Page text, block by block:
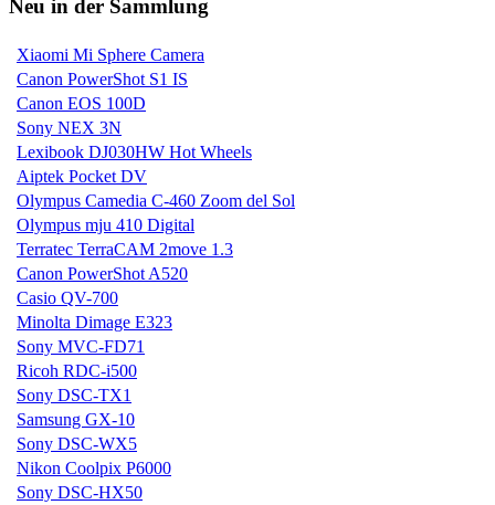
Neu in der Sammlung
Xiaomi Mi Sphere Camera
Canon PowerShot S1 IS
Canon EOS 100D
Sony NEX 3N
Lexibook DJ030HW Hot Wheels
Aiptek Pocket DV
Olympus Camedia C-460 Zoom del Sol
Olympus mju 410 Digital
Terratec TerraCAM 2move 1.3
Canon PowerShot A520
Casio QV-700
Minolta Dimage E323
Sony MVC-FD71
Ricoh RDC-i500
Sony DSC-TX1
Samsung GX-10
Sony DSC-WX5
Nikon Coolpix P6000
Sony DSC-HX50